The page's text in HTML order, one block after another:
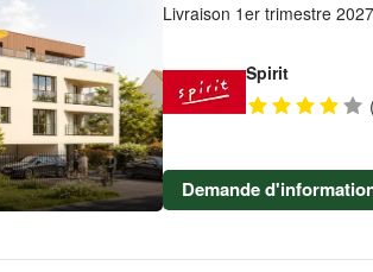
Livraison 1er trimestre 2027
Spirit
Demande